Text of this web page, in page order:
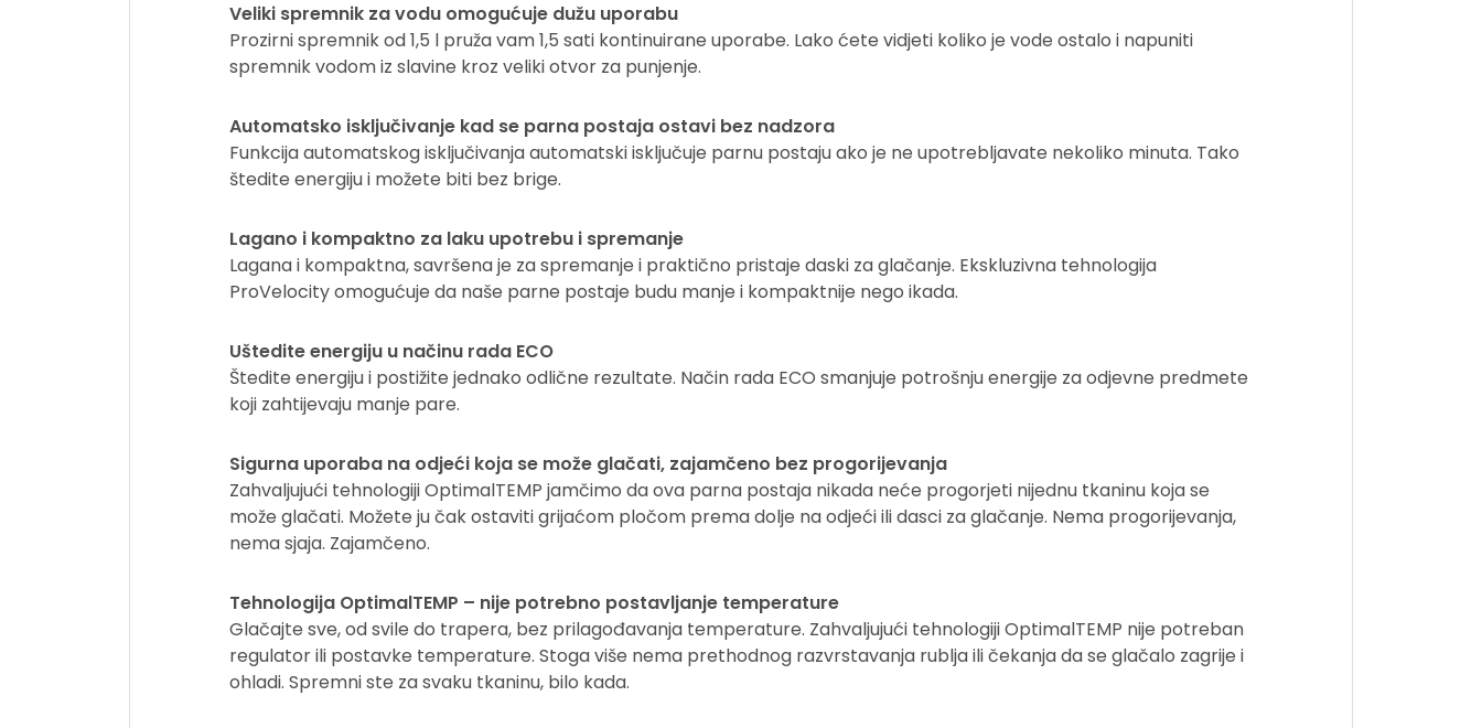
Veliki spremnik za vodu omogućuje dužu uporabu
Prozirni spremnik od 1,5 l pruža vam 1,5 sati kontinuirane uporabe. Lako ćete vidjeti koliko je vode ostalo i napuniti
spremnik vodom iz slavine kroz veliki otvor za punjenje.
Automatsko isključivanje kad se parna postaja ostavi bez nadzora
Funkcija automatskog isključivanja automatski isključuje parnu postaju ako je ne upotrebljavate nekoliko minuta. Tako
štedite energiju i možete biti bez brige.
Lagano i kompaktno za laku upotrebu i spremanje
Lagana i kompaktna, savršena je za spremanje i praktično pristaje daski za glačanje. Ekskluzivna tehnologija
ProVelocity omogućuje da naše parne postaje budu manje i kompaktnije nego ikada.
Uštedite energiju u načinu rada ECO
Štedite energiju i postižite jednako odlične rezultate. Način rada ECO smanjuje potrošnju energije za odjevne predmete
koji zahtijevaju manje pare.
Sigurna uporaba na odjeći koja se može glačati, zajamčeno bez progorijevanja
Zahvaljujući tehnologiji OptimalTEMP jamčimo da ova parna postaja nikada neće progorjeti nijednu tkaninu koja se
može glačati. Možete ju čak ostaviti grijaćom pločom prema dolje na odjeći ili dasci za glačanje. Nema progorijevanja,
nema sjaja. Zajamčeno.
Tehnologija OptimalTEMP – nije potrebno postavljanje temperature
Glačajte sve, od svile do trapera, bez prilagođavanja temperature. Zahvaljujući tehnologiji OptimalTEMP nije potreban
regulator ili postavke temperature. Stoga više nema prethodnog razvrstavanja rublja ili čekanja da se glačalo zagrije i
ohladi. Spremni ste za svaku tkaninu, bilo kada.